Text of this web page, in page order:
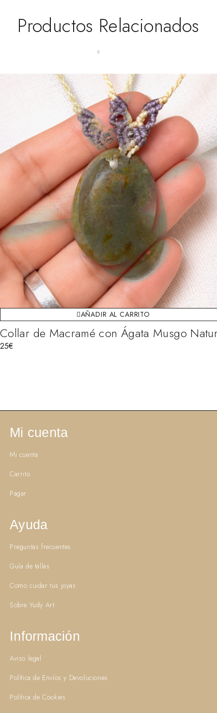
Productos Relacionados
AÑADIR AL CARRITO
Collar de Macramé con Ágata Musgo
25€
Mi cuenta
Mi cuenta
Carrito
Pagar
Ayuda
Preguntas frecuentes
Guía de tallas
Como cuidar tus joyas
Sobre Yudy Art
Información
Aviso legal
Política de Envíos y Devoluciones
Política de Cookies